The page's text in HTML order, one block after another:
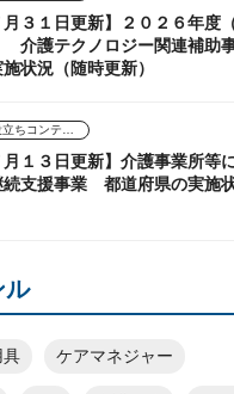
月３１日更新】２０２６年度
介護テクノロジー関連補助
状況（随時更新）
お役立ちコンテンツ
月１３日更新】介護事業所等
続支援事業 都道府県の実施
ル
具 ケアマネジャー